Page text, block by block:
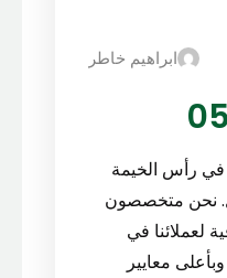
ابراهيم خاطر
باركيه في رأس الخيمة
نحن متخصصون
لعملائنا في
معايير